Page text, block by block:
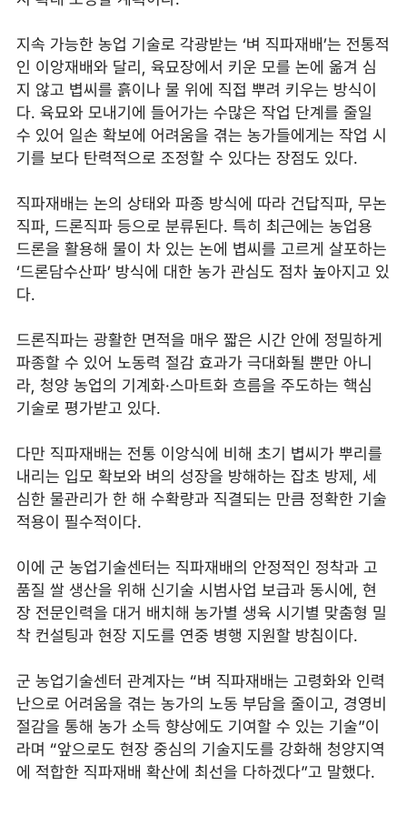
지속 가능한 농업 기술로 각광받는 ‘벼 직파재배’는 전통적
인 이앙재배와 달리, 육묘장에서 키운 모를 논에 옮겨 심
지 않고 볍씨를 흙이나 물 위에 직접 뿌려 키우는 방식이
다. 육묘와 모내기에 들어가는 수많은 작업 단계를 줄일
수 있어 일손 확보에 어려움을 겪는 농가들에게는 작업 시
기를 보다 탄력적으로 조정할 수 있다는 장점도 있다.
직파재배는 논의 상태와 파종 방식에 따라 건답직파, 무논
직파, 드론직파 등으로 분류된다. 특히 최근에는 농업용
드론을 활용해 물이 차 있는 논에 볍씨를 고르게 살포하는
‘드론담수산파’ 방식에 대한 농가 관심도 점차 높아지고 있
다.
드론직파는 광활한 면적을 매우 짧은 시간 안에 정밀하게
파종할 수 있어 노동력 절감 효과가 극대화될 뿐만 아니
라, 청양 농업의 기계화·스마트화 흐름을 주도하는 핵심
기술로 평가받고 있다.
다만 직파재배는 전통 이앙식에 비해 초기 볍씨가 뿌리를
내리는 입모 확보와 벼의 성장을 방해하는 잡초 방제, 세
심한 물관리가 한 해 수확량과 직결되는 만큼 정확한 기술
적용이 필수적이다.
이에 군 농업기술센터는 직파재배의 안정적인 정착과 고
품질 쌀 생산을 위해 신기술 시범사업 보급과 동시에, 현
장 전문인력을 대거 배치해 농가별 생육 시기별 맞춤형 밀
착 컨설팅과 현장 지도를 연중 병행 지원할 방침이다.
군 농업기술센터 관계자는 “벼 직파재배는 고령화와 인력
난으로 어려움을 겪는 농가의 노동 부담을 줄이고, 경영비
절감을 통해 농가 소득 향상에도 기여할 수 있는 기술”이
라며 “앞으로도 현장 중심의 기술지도를 강화해 청양지역
에 적합한 직파재배 확산에 최선을 다하겠다”고 말했다.